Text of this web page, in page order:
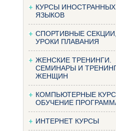
КУРСЫ ИНОСТРАННЫХ
ЯЗЫКОВ
СПОРТИВНЫЕ СЕКЦИИ,
УРОКИ ПЛАВАНИЯ
ЖЕНСКИЕ ТРЕНИНГИ.
СЕМИНАРЫ И
ЖЕНЩИН
КОМПЬЮТЕРНЫЕ
ОБУЧЕНИЕ
ИНТЕРНЕТ КУРСЫ